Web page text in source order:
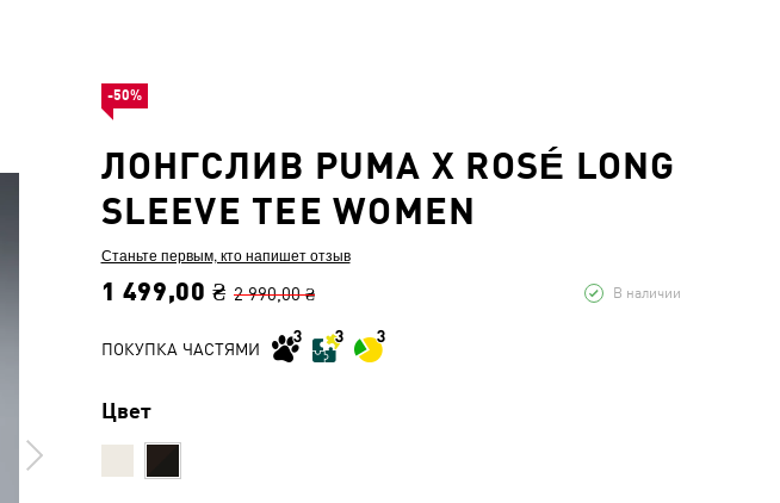
ЛОНГСЛИВ PUMA X ROSÉ LONG
SLEEVE TEE WOMEN
Станьте первым, кто напишет отзыв
1 499,00 ₴ 2 990,00 ₴ В наличии
ПОКУПКА ЧАСТЯМИ
Цвет
-50%